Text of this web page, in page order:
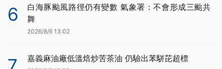
6
白海豚颱風路徑仍有變數 氣象署：不會形成三颱共
舞
2026/8/6 13:02
嘉義麻油廠低溫焙炒苦茶油 仍驗出苯駢芘超標